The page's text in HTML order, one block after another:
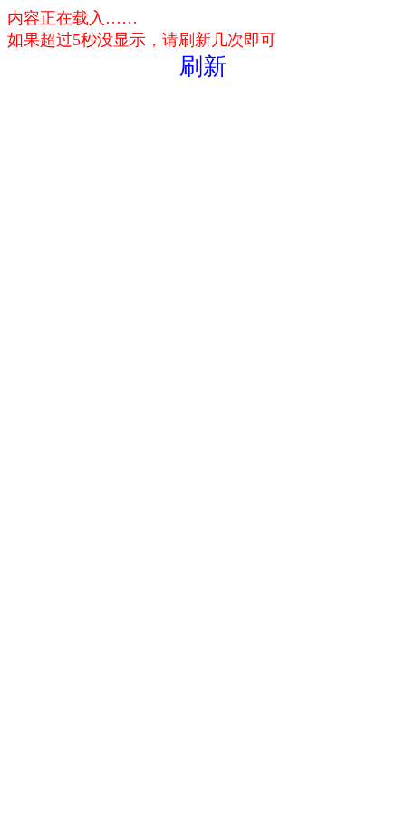
内容正在载入……
如果超过5秒没显示，请刷新几次即可
刷新